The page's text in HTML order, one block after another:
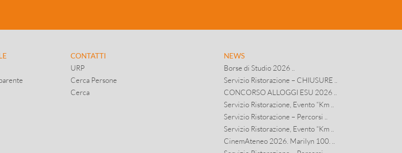
CONTATTI
URP
Cerca Persone
Cerca
NEWS
Borse di Studio 2026 ..
Servizio Ristorazione – CHIUSURE ..
CONCORSO ALLOGGI ESU 2026 ..
Servizio Ristorazione, Evento “Km ..
Servizio Ristorazione – Percorsi ..
Servizio Ristorazione, Evento “Km ..
CinemAteneo 2026. Marilyn 100. ..